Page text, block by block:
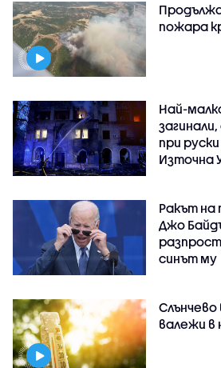
пожара
Най-
при
Източна
Ракът
Джо
синът му
Слънчево
валежи в